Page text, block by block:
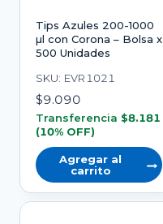
Tips Azules 200-1000
µl con Corona – Bolsa x
500 Unidades
SKU: EVR1021
$9.090
Transferencia $8.181
(10% OFF)
Agregar al
carrito